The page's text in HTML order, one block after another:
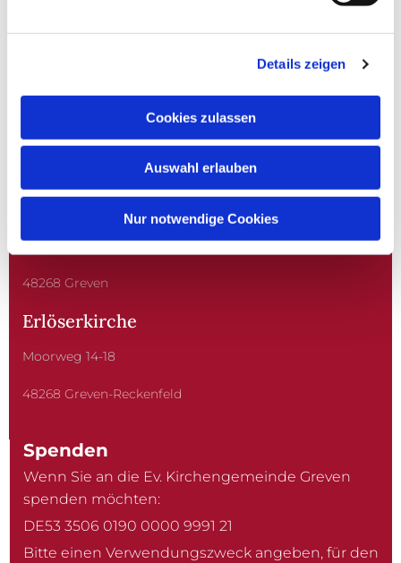
Details zeigen
Cookies zulassen
Auswahl erlauben
Nur notwendige Cookies
Christuskirche
Kardinal-von-Galen-Straße 10
48268 Greven
Erlöserkirche
Moorweg 14-18
48268 Greven-Reckenfeld
Spenden
Wenn Sie an die Ev. Kirchengemeinde Greven
spenden möchten:
DE53 3506 0190 0000 9991 21
Bitte einen Verwendungszweck angeben, für den